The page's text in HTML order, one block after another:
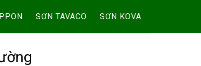
SƠN TAVACO SƠN KOVA